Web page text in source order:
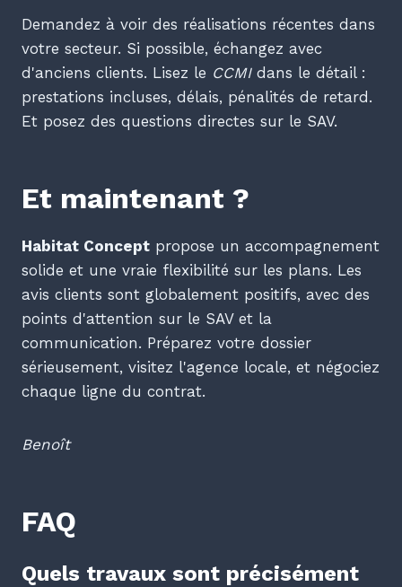
Demandez à voir des réalisations récentes dans
votre secteur. Si possible, échangez avec
d'anciens clients. Lisez le CCMIdans le détail :
prestations incluses, délais, pénalités de retard.
Et posez des questions directes sur le SAV.
Et maintenant ?
Habitat Concept propose un accompagnement
solide et une vraie flexibilité sur les plans. Les
avis clients sont globalement positifs, avec des
points d'attention sur le SAV et la
communication. Préparez votre dossier
sérieusement, visitez l'agence locale, et négociez
chaque ligne du contrat.
Benoît
FAQ
Quels travaux sont précisément